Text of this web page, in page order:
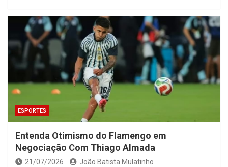
ESPORTES
Entenda Otimismo do Flamengo em
Negociação Com Thiago Almada
21/07/2026 João Batista Mulatinho